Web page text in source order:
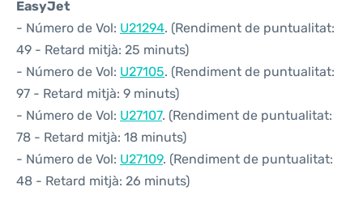
EasyJet
- Número de Vol: U21294. (Rendiment de puntualitat:
49 - Retard mitjà: 25 minuts)
- Número de Vol: U27105. (Rendiment de puntualitat:
97 - Retard mitjà: 9 minuts)
- Número de Vol: U27107. (Rendiment de puntualitat:
78 - Retard mitjà: 18 minuts)
- Número de Vol: U27109. (Rendiment de puntualitat:
48 - Retard mitjà: 26 minuts)